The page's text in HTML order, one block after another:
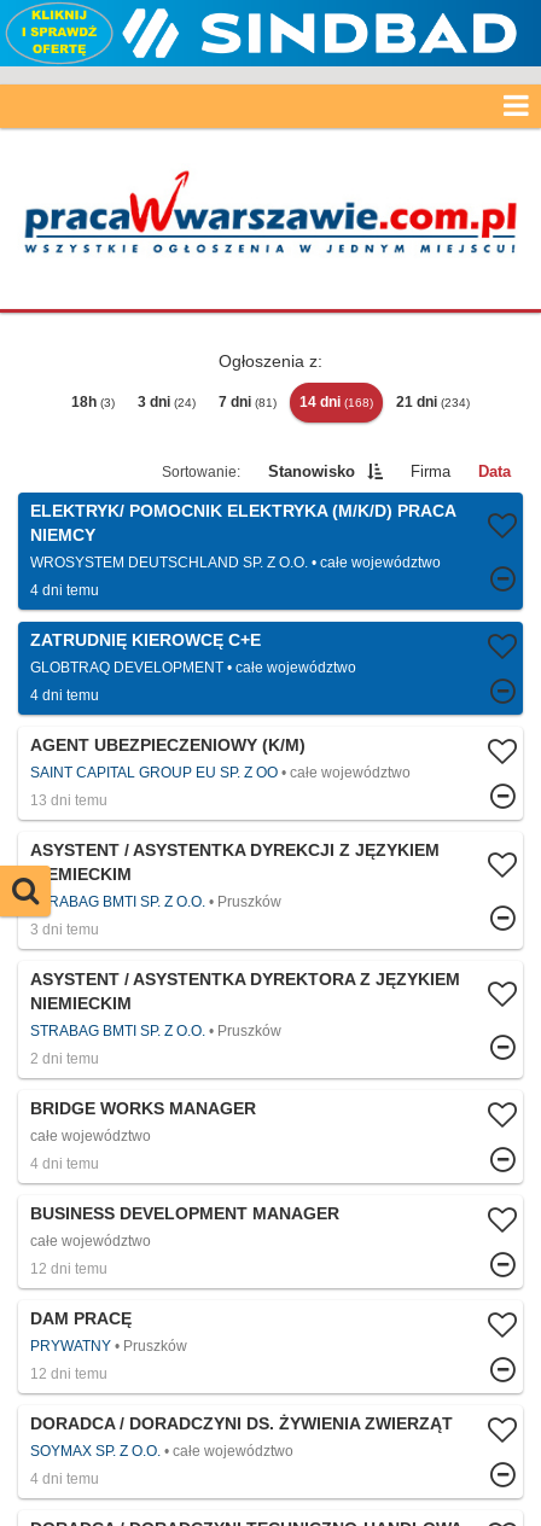
Ogłoszenia z:
18h (3) 3 dni (24) 7 dni (81) 14 dni (168) 21 dni (234)
Stanowisko Firma Data
ELEKTRYK/ POMOCNIK ELEKTRYKA (M/K/D) PRACA
NIEMCY
WROSYSTEM DEUTSCHLAND SP. Z O.O.
całe województwo
4 dni temu
ZATRUDNIĘ KIEROWCĘ C+E
GLOBTRAQ DEVELOPMENT
całe województwo
4 dni temu
AGENT UBEZPIECZENIOWY (K/M)
SAINT CAPITAL GROUP EU SP. Z OO
całe województwo
13 dni temu
ASYSTENT / ASYSTENTKA DYREKCJI Z JĘZYKIEM
NIEMIECKIM
STRABAG BMTI SP. Z O.O.
Pruszków
3 dni temu
ASYSTENT / ASYSTENTKA DYREKTORA Z JĘZYKIEM
NIEMIECKIM
STRABAG BMTI SP. Z O.O.
Pruszków
2 dni temu
BRIDGE WORKS MANAGER
całe województwo
4 dni temu
BUSINESS DEVELOPMENT MANAGER
całe województwo
12 dni temu
DAM PRACĘ
PRYWATNY
Pruszków
12 dni temu
DORADCA / DORADCZYNI DS. ŻYWIENIA ZWIERZĄT
SOYMAX SP. Z O.O.
całe województwo
4 dni temu